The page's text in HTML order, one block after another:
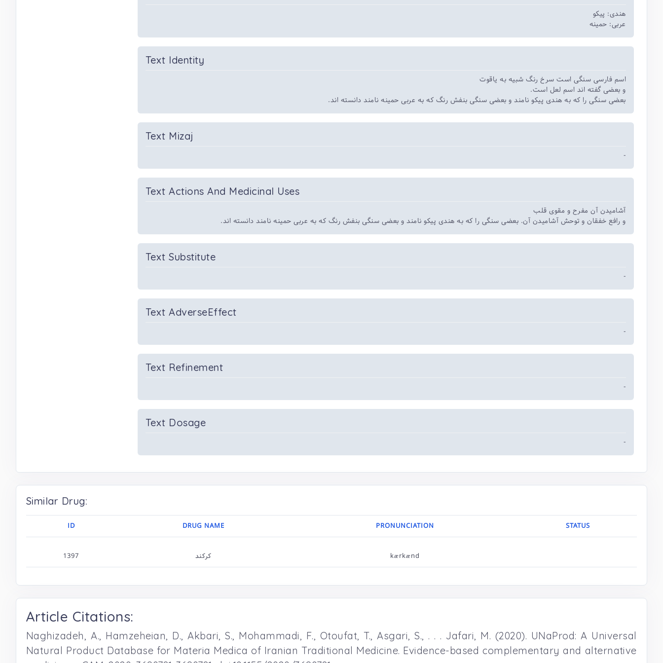
هندی: پیکو
عربی: حمینه
Text Identity
اسم فارسی سنگی است سرخ رنگ شبیه به یاقوت
و بعضی گفته اند اسم لعل است.
بعضی سنگی را که به هندی پیکو نامند و بعضی سنگی بنفش رنگ که به عربی حمینه نامند دانسته اند.
Text Mizaj
-
Text Actions And Medicinal Uses
آشامیدن آن مفرح و مقوی قلب
و رافع خفقان و توحش آشامیدن آن. بعضی سنگی را که به هندی پیکو نامند و بعضی سنگی بنفش رنگ که به عربی حمینه نامند دانسته اند.
Text Substitute
-
Text AdverseEffect
-
Text Refinement
-
Text Dosage
-
Similar Drug:
ID DRUG NAME PRONUNCIATION STATUS
1397 کرکند kærkænd
Article Citations:
Naghizadeh, A., Hamzeheian, D., Akbari, S., Mohammadi, F., Otoufat, T., Asgari, S., . . . Jafari, M. (2020). UNaProd: A Universal
Natural Product Database for Materia Medica of Iranian Traditional Medicine. Evidence-based complementary and alternative